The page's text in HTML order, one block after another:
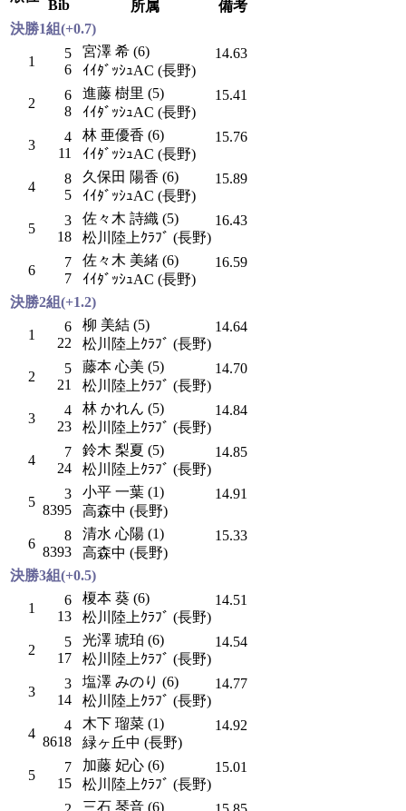
Bib 所属
備考
決勝1組(+0.7)
1
5
6
宮澤 希 (6)
ｲｲﾀﾞｯｼｭAC (長野)
14.63
2
6
8
進藤 樹里 (5)
ｲｲﾀﾞｯｼｭAC (長野)
15.41
3
4
11
林 亜優香 (6)
ｲｲﾀﾞｯｼｭAC (長野)
15.76
4
8
5
久保田 陽香 (6)
ｲｲﾀﾞｯｼｭAC (長野)
15.89
5
3
18
佐々木 詩織 (5)
松川陸上ｸﾗﾌﾞ (長野)
16.43
6
7
7
佐々木 美緒 (6)
ｲｲﾀﾞｯｼｭAC (長野)
16.59
決勝2組(+1.2)
1
6
22
柳 美結 (5)
松川陸上ｸﾗﾌﾞ (長野)
14.64
2
5
21
藤本 心美 (5)
松川陸上ｸﾗﾌﾞ (長野)
14.70
3
4
23
林 かれん (5)
松川陸上ｸﾗﾌﾞ (長野)
14.84
4
7
24
鈴木 梨夏 (5)
松川陸上ｸﾗﾌﾞ (長野)
14.85
5
3
8395
小平 一葉 (1)
高森中 (長野)
14.91
6
8
8393
清水 心陽 (1)
高森中 (長野)
15.33
決勝3組(+0.5)
1
6
13
榎本 葵 (6)
松川陸上ｸﾗﾌﾞ (長野)
14.51
2
5
17
光澤 琥珀 (6)
松川陸上ｸﾗﾌﾞ (長野)
14.54
3
3
14
塩澤 みのり (6)
松川陸上ｸﾗﾌﾞ (長野)
14.77
4
4
8618
木下 瑠菜 (1)
緑ヶ丘中 (長野)
14.92
5
7
15
加藤 妃心 (6)
松川陸上ｸﾗﾌﾞ (長野)
15.01
三石 琴音 (6)